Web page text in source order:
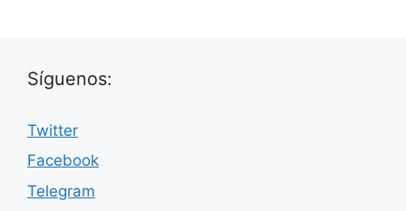
Síguenos:
Twitter
Facebook
Telegram